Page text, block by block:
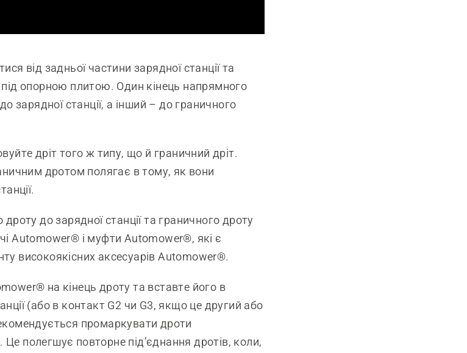
від задньої частини зарядної станції та
опорною плитою. Один кінець напрямного
зарядної станції, а інший – до граничного
дріт того ж типу, що й граничний дріт.
дротом полягає в тому, як вони
до зарядної станції та граничного дроту
Automower® і муфти Automower®, які є
високоякісних аксесуарів Automower®.
на кінець дроту та вставте його в
(або в контакт G2 чи G3, якщо це другий або
промаркувати дроти
полегшує повторне під’єднання дротів, коли,